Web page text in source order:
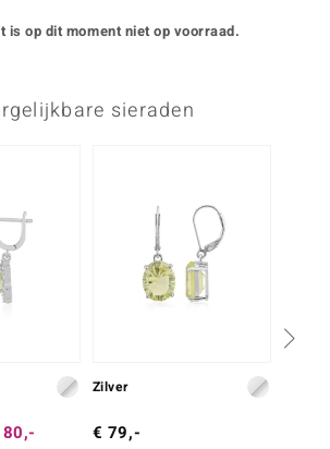
is op dit moment niet op voorraad.
sieraden
Zilver
€ 79,-